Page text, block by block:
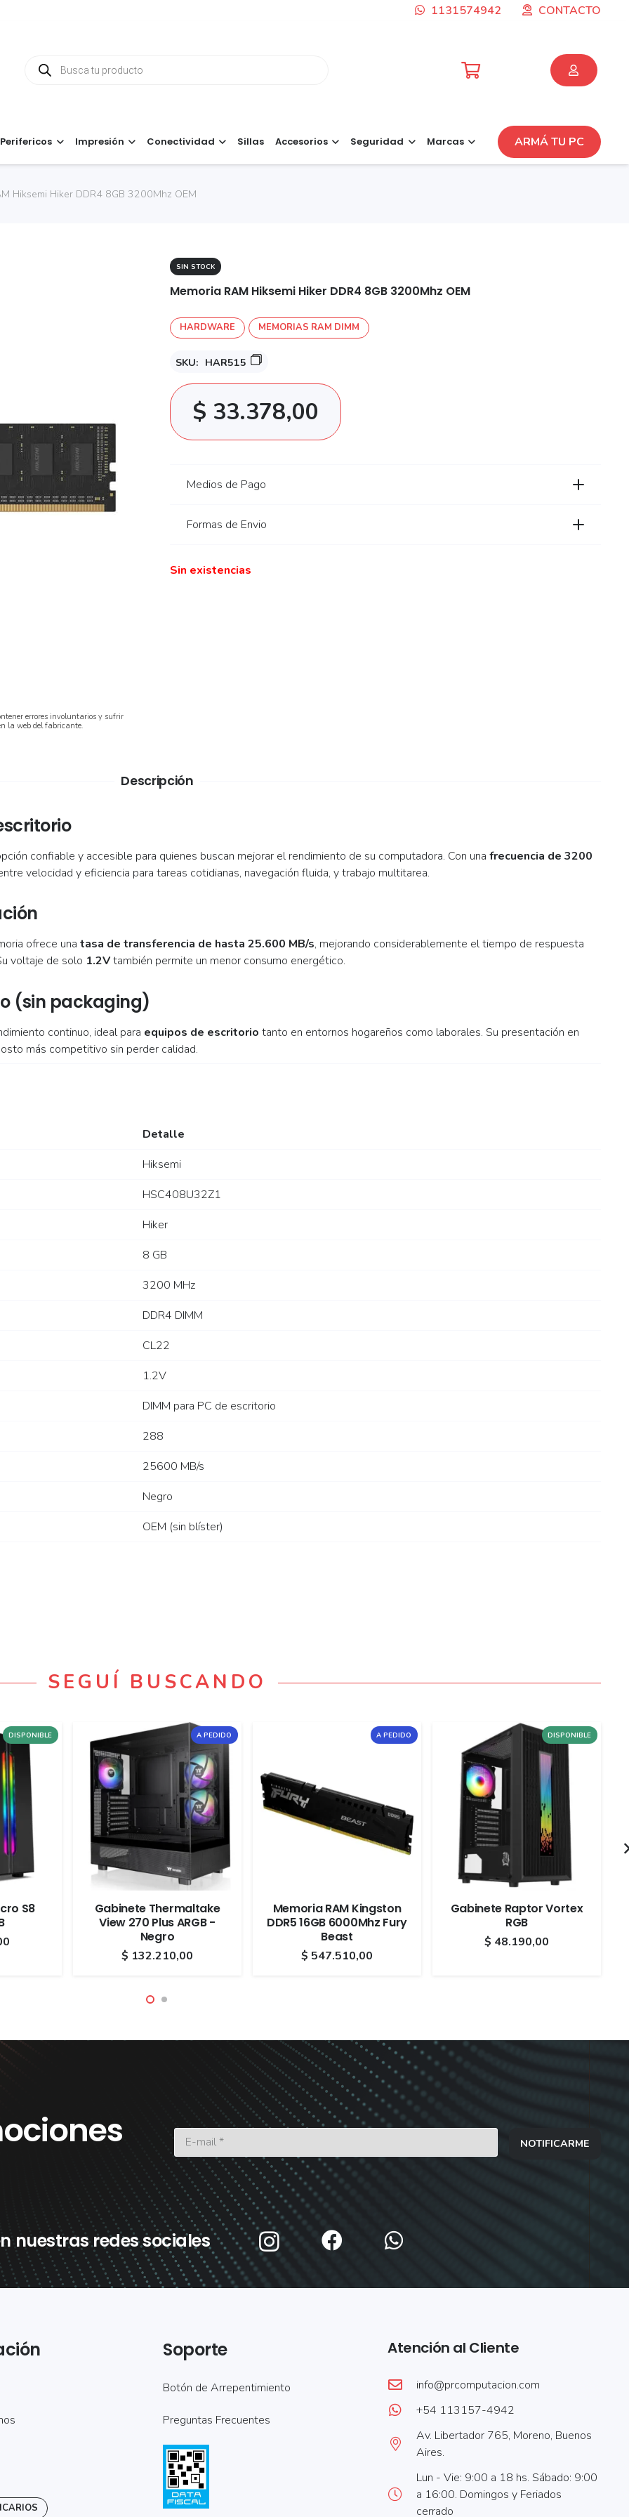
1131574942 CONTACTO
Búsqueda
de
Perifericos Impresión Conectividad Sillas Accesorios Seguridad Marcas ARMÁ TU PC
Hiksemi Hiker DDR4 8GB 3200Mhz OEM
errores involuntarios y sufrir
la web del fabricante.
SIN STOCK
Memoria RAM Hiksemi Hiker DDR4 8GB 3200Mhz OEM
HARDWARE MEMORIAS RAM DIMM
SKU: HAR515
$ 33.378,00
Medios de Pago
Formas de Envio
Sin existencias
Descripción
confiable y accesible para quienes buscan mejorar el rendimiento de su computadora. Con una frecuencia de 3200
velocidad y eficiencia para tareas cotidianas, navegación fluida, y trabajo multitarea.
ofrece una tasa de transferencia de hasta 25.600 MB/s, mejorando considerablemente el tiempo de respuesta
voltaje de solo 1.2Vtambién permite un menor consumo energético.
(sin packaging)
continuo, ideal para equipos de escritorio tanto en entornos hogareños como laborales. Su presentación en
más competitivo sin perder calidad.
Detalle
Hiksemi
HSC408U32Z1
Hiker
8 GB
3200 MHz
DDR4 DIMM
CL22
1.2V
DIMM para PC de escritorio
288
25600 MB/s
Negro
OEM (sin blíster)
SEGUÍ BUSCANDO
DISPONIBLE
S8
A PEDIDO
Gabinete Thermaltake
View 270 Plus ARGB -
Negro
$ 132.210,00
A PEDIDO
Memoria RAM Kingston
DDR5 16GB 6000Mhz Fury
Beast
$ 547.510,00
DISPONIBLE
Gabinete Raptor Vortex
RGB
$ 48.190,00
NOTIFICARME
nuestras redes sociales
Soporte
Botón de Arrepentimiento
Preguntas Frecuentes
Atención al Cliente
info@prcomputacion.com
+54 113157-4942
Av. Libertador 765, Moreno, Buenos
Aires.
Lun - Vie: 9:00 a 18 hs. Sábado: 9:00
a 16:00. Domingos y Feriados
cerrado